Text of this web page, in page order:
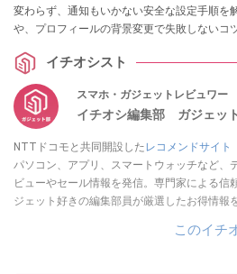
変わらず、通知もいかない安全な設定手順を
や、プロフィールの背景変更で失敗しないコ
イチオシスト
スマホ・ガジェットレビュワー
イチオシ編集部 ガジェッ
NTTドコモと共同開設したレコメンドサイト
パソコン、アプリ、スマートウォッチなど、
ビューやセール情報を発信。専門家による信
ジェット好きの編集部員が厳選したお得情報
このイチ